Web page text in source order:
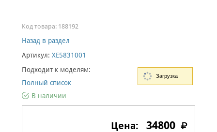
Код товара: 188192
Назад в раздел
Артикул: XE5831001
Подходит к моделям:
Полный список
В наличии
34800
Загрузка